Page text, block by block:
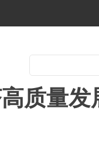
质量发